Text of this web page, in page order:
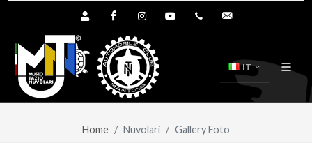
Area Utente Shop
FacebookInstagramYouTube+39.0376.894391
IT
Home Nuvolari Gallery Foto